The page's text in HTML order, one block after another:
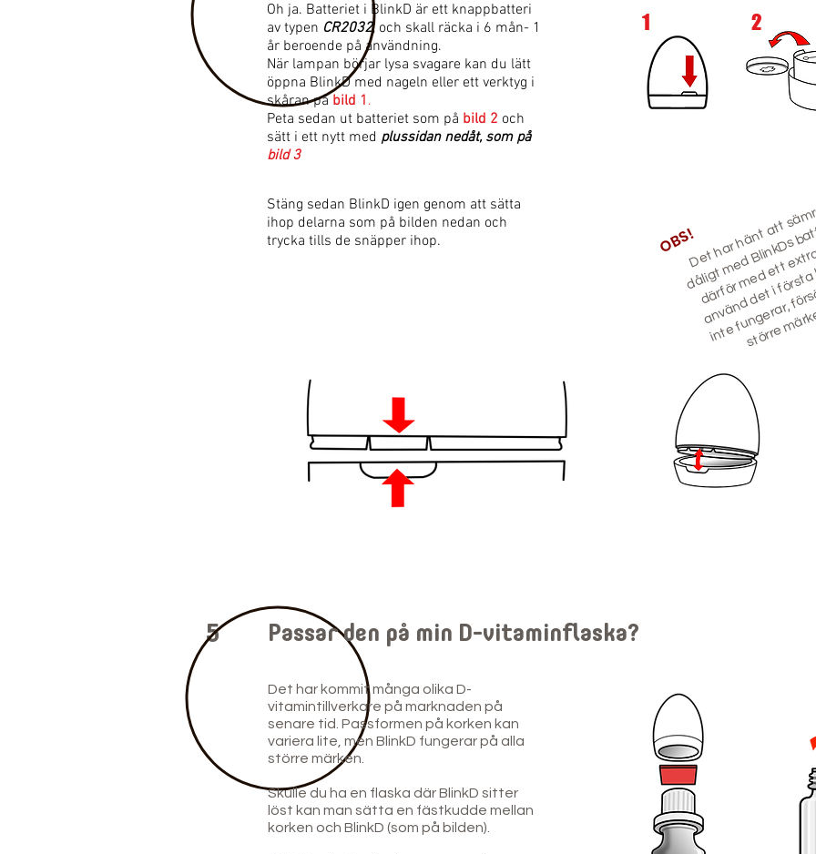
Oh ja. Batteriet i BlinkD är ett knappbatteri
av typen CR2032, och skall räcka i 6 mån- 1
år beroende på användning.
När lampan börjar lysa svagare kan du lätt
öppna BlinkD med nageln eller ett verktyg i
skåran på bild 1 .
Peta sedan ut batteriet som på bild 2 och
sätt i ett nytt med plussidan nedåt, som på
bild 3
Stäng sedan BlinkD igen genom att sätta
ihop delarna som på bilden nedan och
trycka tills de snäpper ihop.
1 2
t
OBS!
5 Passar den på min D-vitaminflaska?
Det har kommit många olika D-
vitamintillverkare på marknaden på
senare tid. Passformen på korken kan
variera lite, men BlinkD fungerar på alla
större märken.
Skulle du ha en flaska där BlinkD sitter
löst kan man sätta en fästkudde mellan
korken och BlinkD (som på bilden).